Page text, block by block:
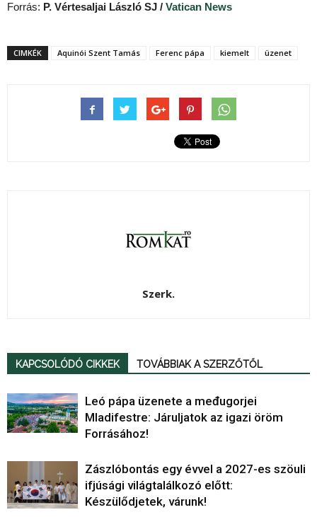
Forrás: P. Vértesaljai László SJ / Vatican News
CIMKÉK Aquinói Szent Tamás Ferenc pápa kiemelt üzenet
Szerk.
KAPCSOLÓDÓ CIKKEK TOVÁBBIAK A SZERZŐTŐL
Leó pápa üzenete a međugorjei
Mladifestre: Járuljatok az igazi öröm
Forrásához!
Zászlóbontás egy évvel a 2027-es szöuli
ifjúsági világtalálkozó előtt:
Készülődjetek, várunk!